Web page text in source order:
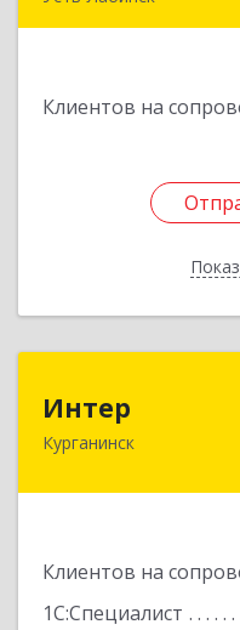
Клиентов на
Интер
Курганинск
Клиентов на
1С:Специалист
352430,